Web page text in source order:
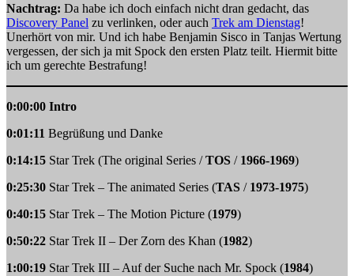
Nachtrag: Da habe ich doch einfach nicht dran gedacht, das
Discovery Panel zu verlinken, oder auch Trek am Dienstag!
Unerhört von mir. Und ich habe Benjamin Sisco in Tanjas Wertung
vergessen, der sich ja mit Spock den ersten Platz teilt. Hiermit bitte
ich um gerechte Bestrafung!
0:00:00 Intro
0:01:11 Begrüßung und Danke
0:14:15 Star Trek (The original Series /TOS / 1966-1969)
0:25:30 Star Trek – The animated Series (TAS / 1973-1975)
0:40:15 Star Trek – The Motion Picture (1979)
0:50:22 Star Trek II – Der Zorn des Khan (1982)
1:00:19 Star Trek III – Auf der Suche nach Mr. Spock (1984)